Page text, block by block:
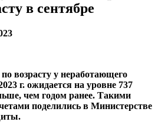
в сентябре
возрасту у неработающего
г. ожидается на уровне 737
чем годом ранее. Такими
поделились в Министерстве